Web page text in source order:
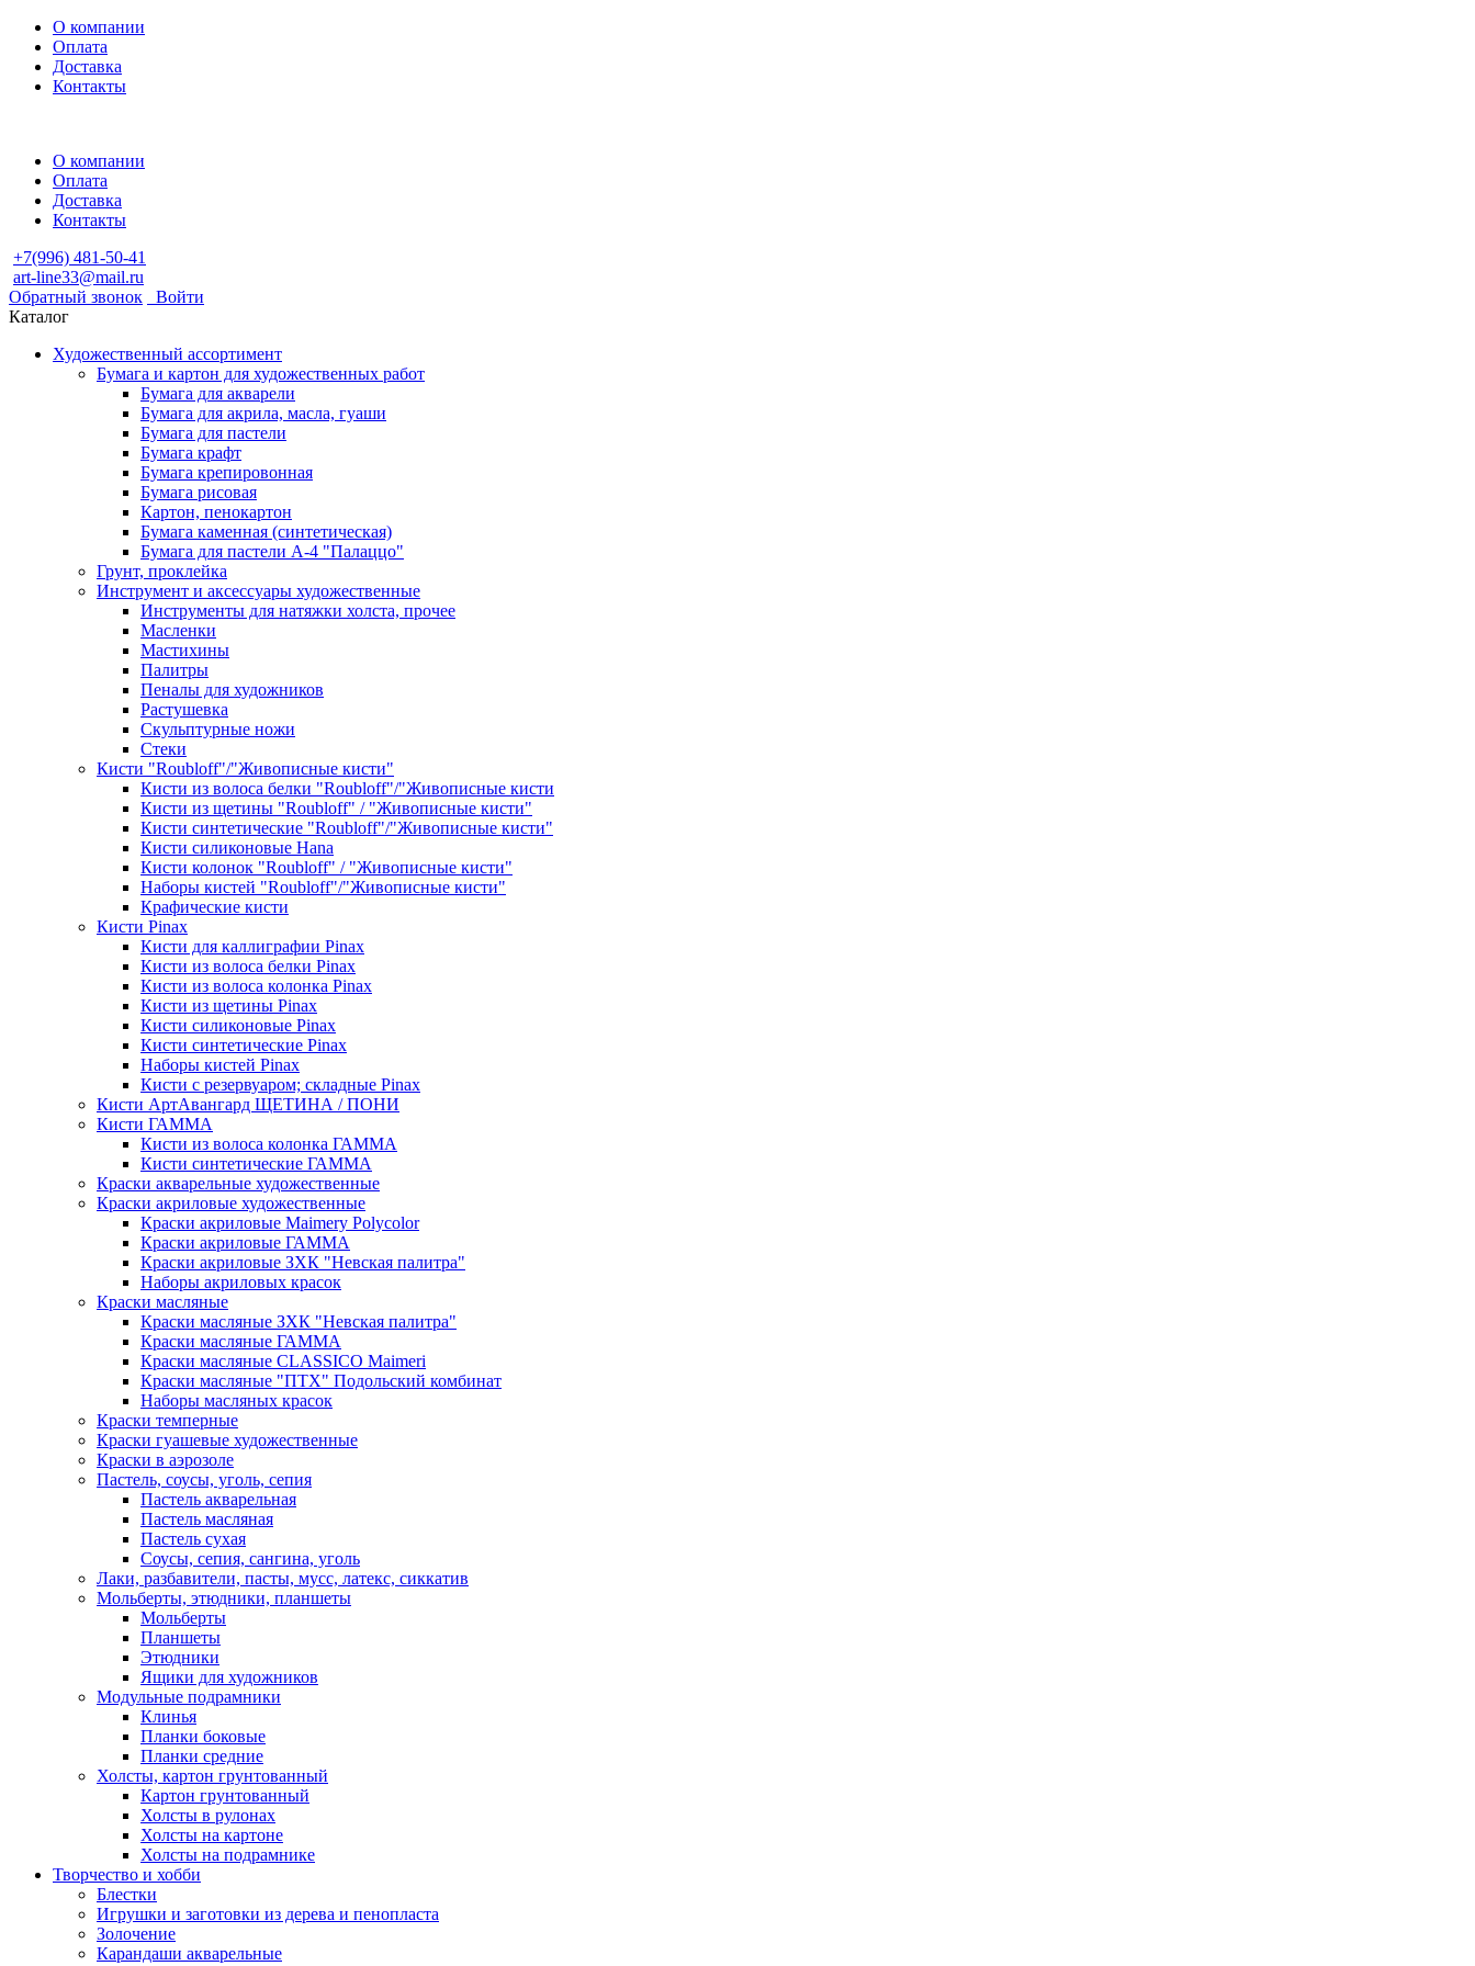
О компании
Оплата
Доставка
Контакты
О компании
Оплата
Доставка
Контакты
+7(996) 481-50-41
art-line33@mail.ru
Обратный звонок
Войти
Каталог
Художественный ассортимент
Бумага и картон для художественных работ
Бумага для акварели
Бумага для акрила, масла, гуаши
Бумага для пастели
Бумага крафт
Бумага крепировонная
Бумага рисовая
Картон, пенокартон
Бумага каменная (синтетическая)
Бумага для пастели А-4 "Палаццо"
Грунт, проклейка
Инструмент и аксессуары художественные
Инструменты для натяжки холста, прочее
Масленки
Мастихины
Палитры
Пеналы для художников
Растушевка
Скульптурные ножи
Стеки
Кисти "Roubloff"/"Живописные кисти"
Кисти из волоса белки "Roubloff"/"Живописные кисти
Кисти из щетины "Roubloff" / "Живописные кисти"
Кисти синтетические "Roubloff"/"Живописные кисти"
Кисти силиконовые Hana
Кисти колонок "Roubloff" / "Живописные кисти"
Наборы кистей "Roubloff"/"Живописные кисти"
Крафические кисти
Кисти Pinax
Кисти для каллиграфии Pinax
Кисти из волоса белки Pinax
Кисти из волоса колонка Pinax
Кисти из щетины Pinax
Кисти силиконовые Pinax
Кисти синтетические Pinax
Наборы кистей Pinax
Кисти с резервуаром; складные Pinax
Кисти АртАвангард ЩЕТИНА / ПОНИ
Кисти ГАММА
Кисти из волоса колонка ГАММА
Кисти синтетические ГАММА
Краски акварельные художественные
Краски акриловые художественные
Краски акриловые Maimery Polycolor
Краски акриловые ГАММА
Краски акриловые ЗХК "Невская палитра"
Наборы акриловых красок
Краски масляные
Краски масляные ЗХК "Невская палитра"
Краски масляные ГАММА
Краски масляные CLASSICO Maimeri
Краски масляные "ПТХ" Подольский комбинат
Наборы масляных красок
Краски темперные
Краски гуашевые художественные
Краски в аэрозоле
Пастель, соусы, уголь, сепия
Пастель акварельная
Пастель масляная
Пастель сухая
Соусы, сепия, сангина, уголь
Лаки, разбавители, пасты, мусс, латекс, сиккатив
Мольберты, этюдники, планшеты
Мольберты
Планшеты
Этюдники
Ящики для художников
Модульные подрамники
Клинья
Планки боковые
Планки средние
Холсты, картон грунтованный
Картон грунтованный
Холсты в рулонах
Холсты на картоне
Холсты на подрамнике
Творчество и хобби
Блестки
Игрушки и заготовки из дерева и пенопласта
Золочение
Карандаши акварельные